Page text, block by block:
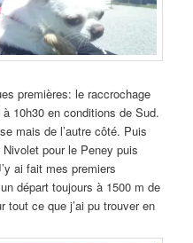
premières: le raccrochage
10h30 en conditions de Sud.
mais de l’autre côté. Puis
pour le Peney puis
ai fait mes premiers
départ toujours à 1500 m de
ce que j’ai pu trouver en